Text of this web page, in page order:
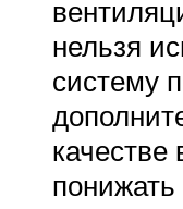
нельзя
систему
качестве